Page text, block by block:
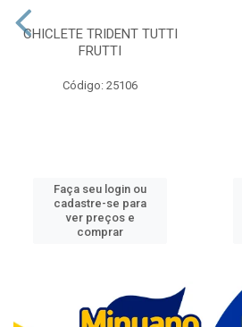
CHICLETE TRIDENT TUTTI
FRUTTI
Código: 25106
Faça seu login ou
cadastre-se para
ver preços e
comprar